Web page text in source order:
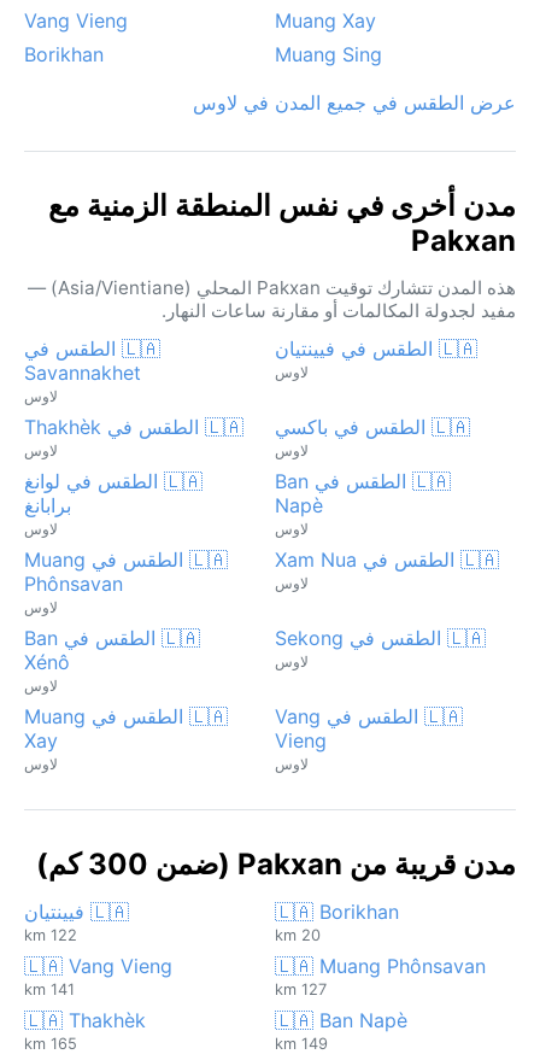
Muang Xay
Vang Vieng
Muang Sing
Borikhan
عرض الطقس في جميع المدن في لاوس
مدن أخرى في نفس المنطقة الزمنية مع
Pakxan
هذه المدن تتشارك توقيت Pakxan المحلي (Asia/Vientiane) —
مفيد لجدولة المكالمات أو مقارنة ساعات النهار.
🇱🇦 الطقس في فيينتيان
لاوس
🇱🇦 الطقس في
Savannakhet
لاوس
🇱🇦 الطقس في باكسي
لاوس
🇱🇦 الطقس في Thakhèk
لاوس
🇱🇦 الطقس في Ban
Napè
لاوس
🇱🇦 الطقس في لوانغ
برابانغ
لاوس
🇱🇦 الطقس في Xam Nua
لاوس
🇱🇦 الطقس في Muang
Phônsavan
لاوس
🇱🇦 الطقس في Sekong
لاوس
🇱🇦 الطقس في Ban
Xénô
لاوس
🇱🇦 الطقس في Vang
Vieng
لاوس
🇱🇦 الطقس في Muang
Xay
لاوس
مدن قريبة من Pakxan (ضمن 300 كم)
🇱🇦 Borikhan
20 km
🇱🇦 فيينتيان
122 km
🇱🇦 Muang Phônsavan
127 km
🇱🇦 Vang Vieng
141 km
🇱🇦 Ban Napè
149 km
🇱🇦 Thakhèk
165 km